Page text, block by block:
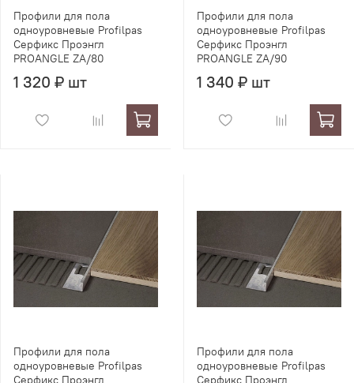
Профили для пола
одноуровневые Profilpas
Серфикс Проэнгл
PROANGLE ZA/80
1 320 ₽ шт
Профили для пола
одноуровневые Profilpas
Серфикс Проэнгл
PROANGLE ZA/90
1 340 ₽ шт
Профили для пола
одноуровневые Profilpas
Серфикс Проэнгл
Профили для пола
одноуровневые Profilpas
Серфикс Проэнгл